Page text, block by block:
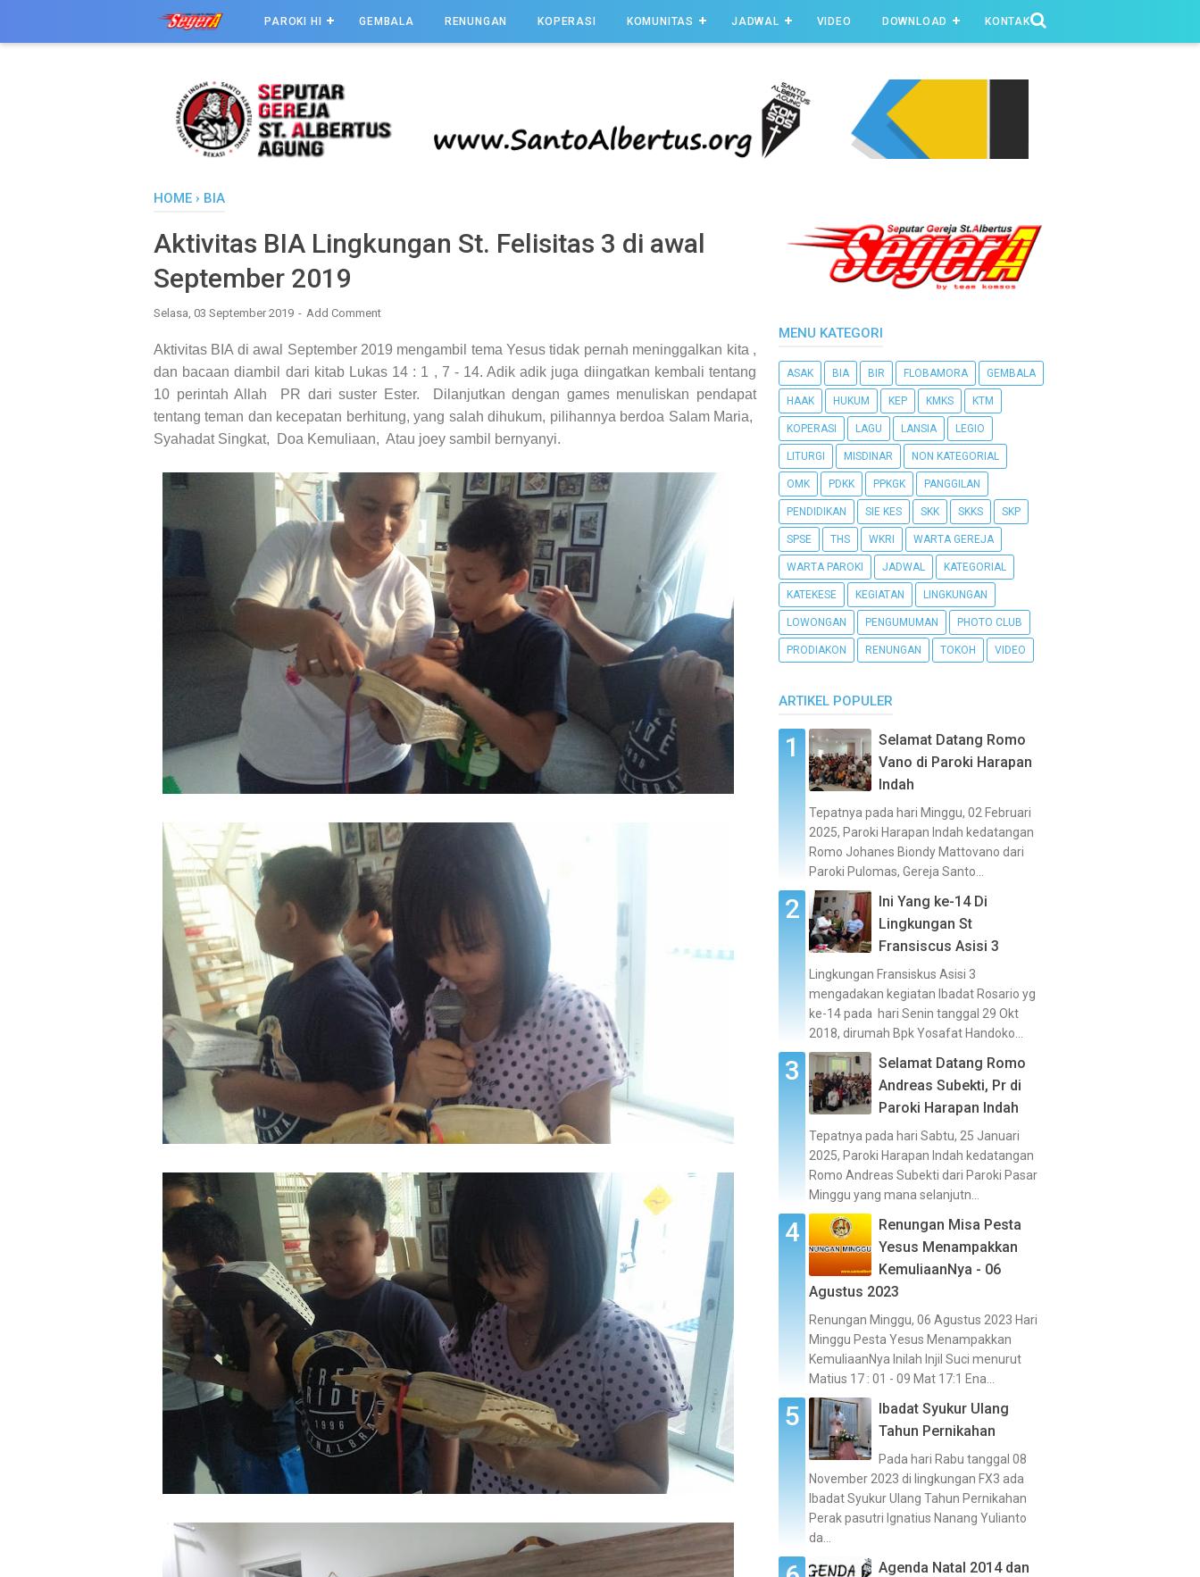
PAROKI HI GEMBALA RENUNGAN KOPERASI KOMUNITAS JADWAL VIDEO DOWNLOAD KONTAK
HOME › BIA
Aktivitas BIA Lingkungan St. Felisitas 3 di awal
September 2019
Selasa, 03 September 2019 Add Comment
Aktivitas BIA di awal September 2019 mengambil tema Yesus tidak pernah meninggalkan kita ,
dan bacaan diambil dari kitab Lukas 14 : 1 , 7 - 14. Adik adik juga diingatkan kembali tentang
10 perintah Allah PR dari suster Ester. Dilanjutkan dengan games menuliskan pendapat
tentang teman dan kecepatan berhitung, yang salah dihukum, pilihannya berdoa Salam Maria,
Syahadat Singkat, Doa Kemuliaan, Atau joey sambil bernyanyi.
MENU KATEGORI
ASAK BIA BIR FLOBAMORA GEMBALA
HAAK HUKUM KEP KMKS KTM
KOPERASI LAGU LANSIA LEGIO
LITURGI MISDINAR NON KATEGORIAL
OMK PDKK PPKGK PANGGILAN
PENDIDIKAN SIE KES SKK SKKS SKP
SPSE THS WKRI WARTA GEREJA
WARTA PAROKI JADWAL KATEGORIAL
KATEKESE KEGIATAN LINGKUNGAN
LOWONGAN PENGUMUMAN PHOTO CLUB
PRODIAKON RENUNGAN TOKOH VIDEO
ARTIKEL POPULER
Selamat Datang Romo
Vano di Paroki Harapan
Indah
Tepatnya pada hari Minggu, 02 Februari
2025, Paroki Harapan Indah kedatangan
Romo Johanes Biondy Mattovano dari
Paroki Pulomas, Gereja Santo...
Ini Yang ke-14 Di
Lingkungan St
Fransiscus Asisi 3
Lingkungan Fransiskus Asisi 3
mengadakan kegiatan Ibadat Rosario yg
ke-14 pada hari Senin tanggal 29 Okt
2018, dirumah Bpk Yosafat Handoko...
Selamat Datang Romo
Andreas Subekti, Pr di
Paroki Harapan Indah
Tepatnya pada hari Sabtu, 25 Januari
2025, Paroki Harapan Indah kedatangan
Romo Andreas Subekti dari Paroki Pasar
Minggu yang mana selanjutn...
Renungan Misa Pesta
Yesus Menampakkan
KemuliaanNya - 06
Agustus 2023
Renungan Minggu, 06 Agustus 2023 Hari
Minggu Pesta Yesus Menampakkan
KemuliaanNya Inilah Injil Suci menurut
Matius 17 : 01 - 09 Mat 17:1 Ena...
Ibadat Syukur Ulang
Tahun Pernikahan
Pada hari Rabu tanggal 08
November 2023 di lingkungan FX3 ada
Ibadat Syukur Ulang Tahun Pernikahan
Perak pasutri Ignatius Nanang Yulianto
da...
Agenda Natal 2014 dan